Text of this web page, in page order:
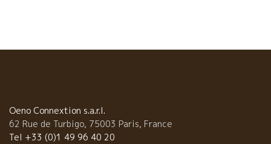
Sieya君、まず地元静岡の自然派を何とか盛り上げて欲しい。 皆
が期待していますよ！！ 君に前にはすべての扉と可能性が開か
れている。 ファイト！！
Oeno Connextion s.a.r.l.
62 Rue de Turbigo, 75003 Paris, France
Tel +33 (0)1 49 96 40 20